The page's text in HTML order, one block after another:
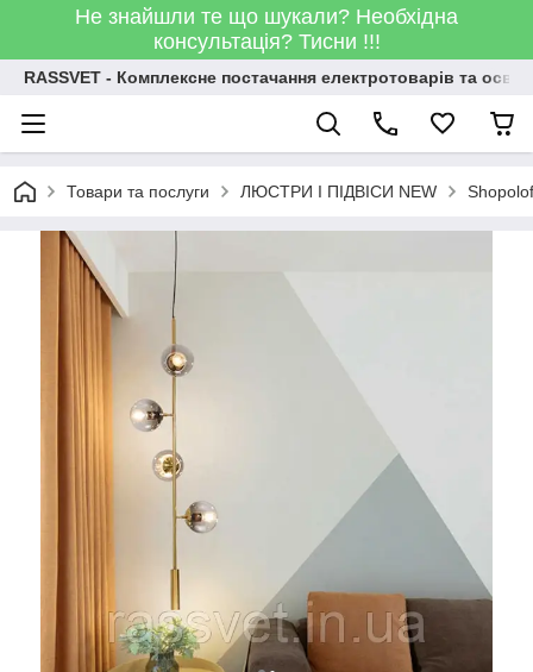
Не знайшли те що шукали? Необхідна
консультація? Тисни !!!
RASSVET - Комплексне постачання електротоварів та
Товари та послуги ЛЮСТРИ І ПІДВІСИ NEW